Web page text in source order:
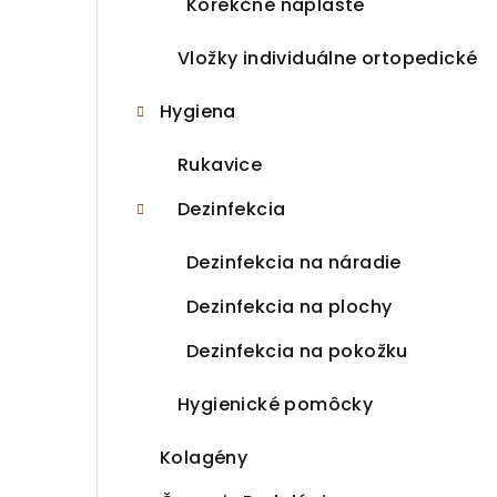
Vložky individuálne ortopedické
Hygiena
Rukavice
Dezinfekcia
Dezinfekcia na náradie
Dezinfekcia na plochy
Dezinfekcia na pokožku
Hygienické pomôcky
Kolagény